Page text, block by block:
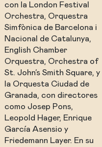
con la London Festival
Orchestra, Orquestra
Simfònica de Barcelona i
Nacional de Catalunya,
English Chamber
Orquestra, Orchestra of
St. John’s Smith Square, y
la Orquesta Ciudad de
Granada, con directores
como Josep Pons,
Leopold Hager, Enrique
García Asensio y
Friedemann Layer. En su